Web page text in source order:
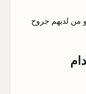
لديهم جروح